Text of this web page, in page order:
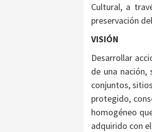
Cultural, a
preservación
VISIÓN
Desarrollar
de una nación,
conjuntos,
protegido,
homogéneo
adquirido con